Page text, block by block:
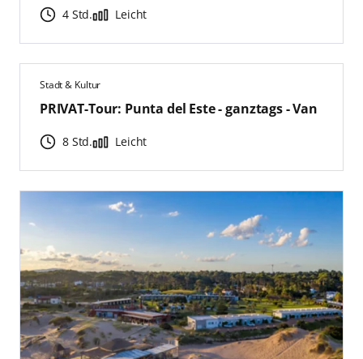
4 Std. Leicht
Stadt & Kultur
PRIVAT-Tour: Punta del Este - ganztags - Van
8 Std. Leicht